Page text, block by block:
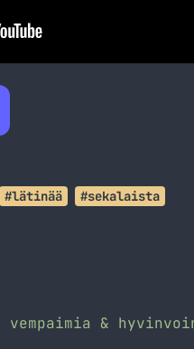
#lätinää #sekalaista
vempaimia &